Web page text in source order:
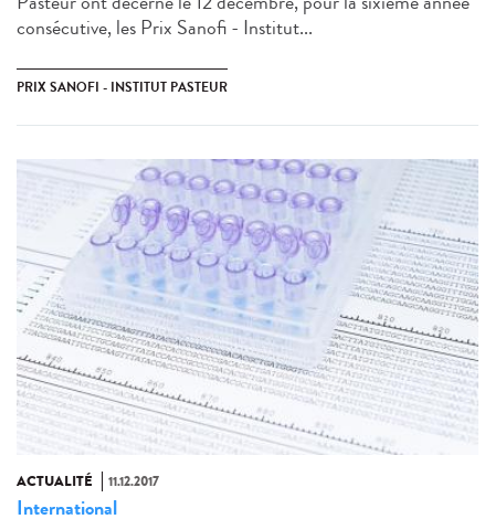
consécutive, les Prix Sanofi - Institut...
PRIX SANOFI - INSTITUT PASTEUR
ACTUALITÉ 11.12.2017
International